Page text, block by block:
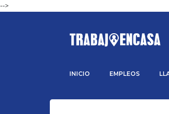
-->
INICIO EMPLEOS